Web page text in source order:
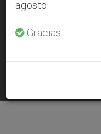
Francia: la nueva ley
FEB 17, 2011 00:00
agosto.
Gracias.